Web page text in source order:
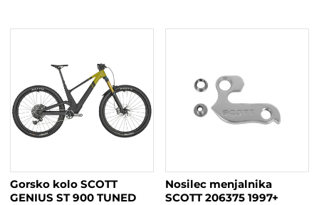
Gorsko kolo SCOTT
GENIUS ST 900 TUNED
Nosilec menjalnika
SCOTT 206375 1997+